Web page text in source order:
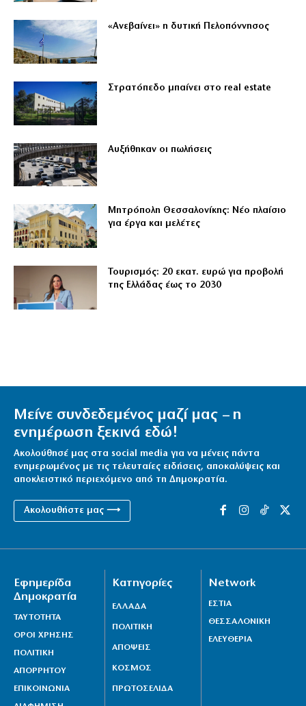
«Ανεβαίνει» η δυτική Πελοπόννησος
Στρατόπεδο μπαίνει στο real estate
Αυξήθηκαν οι πωλήσεις
Μητρόπολη Θεσσαλονίκης: Νέο πλαίσιο
για έργα και μελέτες
Τουρισμός: 20 εκατ. ευρώ για προβολή
της Ελλάδας έως το 2030
Μείνε συνδεδεμένος μαζί μας – η
ενημέρωση ξεκινά εδώ!
Ακολούθησέ μας στα social media για να μένεις πάντα
ενημερωμένος με τις τελευταίες ειδήσεις, αποκαλύψεις και
αποκλειστικό περιεχόμενο από τη Δημοκρατία.
Ακολουθήστε μας ⟶
Εφημερίδα
Δημοκρατία
ΤΑΥΤΟΤΗΤΑ
ΟΡΟΙ ΧΡΗΣΗΣ
ΠΟΛΙΤΙΚΗ
ΑΠΟΡΡΗΤΟΥ
ΕΠΙΚΟΙΝΩΝΙΑ
Κατηγορίες
ΕΛΛΑΔΑ
ΠΟΛΙΤΙΚΗ
ΑΠΟΨΕΙΣ
ΚΟΣΜΟΣ
ΠΡΩΤΟΣΕΛΙΔΑ
Network
ΕΣΤΙΑ
ΘΕΣΣΑΛΟΝΙΚΗ
ΕΛΕΥΘΕΡΙΑ